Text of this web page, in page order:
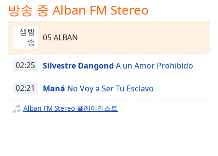
selected
Subtitles
subtitles
settings,
opens
subtitles
settings
dialog
subtitles
방송 중 Alban FM Stereo
생방
송
05 ALBAN
02:25 Silvestre Dangond A un Amor Prohibido
02:21 Maná No Voy a Ser Tu Esclavo
Alban FM Stereo 플레이리스트